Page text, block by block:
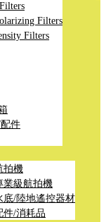
Filters
Filters
件
拍機
業級航拍機
底/陸地遙控器材
件/消耗品